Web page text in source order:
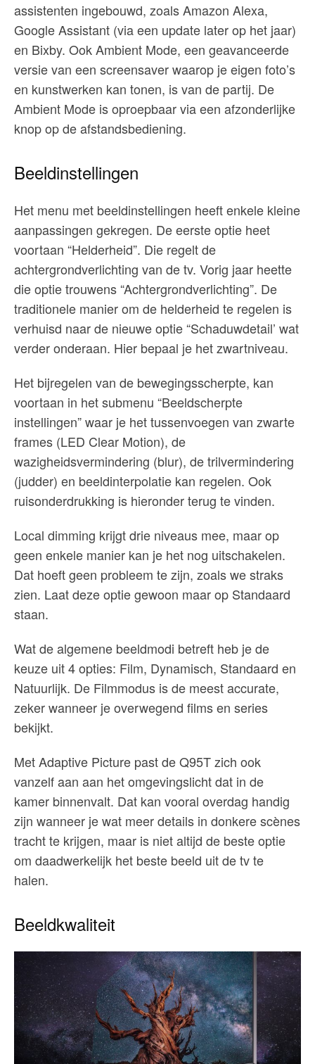
assistenten ingebouwd, zoals Amazon Alexa,
Google Assistant (via een update later op het jaar)
en Bixby. Ook Ambient Mode, een geavanceerde
versie van een screensaver waarop je eigen foto’s
en kunstwerken kan tonen, is van de partij. De
Ambient Mode is oproepbaar via een afzonderlijke
knop op de afstandsbediening.
Beeldinstellingen
Het menu met beeldinstellingen heeft enkele kleine
aanpassingen gekregen. De eerste optie heet
voortaan “Helderheid”. Die regelt de
achtergrondverlichting van de tv. Vorig jaar heette
die optie trouwens “Achtergrondverlichting”. De
traditionele manier om de helderheid te regelen is
verhuisd naar de nieuwe optie “Schaduwdetail’ wat
verder onderaan. Hier bepaal je het zwartniveau.
Het bijregelen van de bewegingsscherpte, kan
voortaan in het submenu “Beeldscherpte
instellingen” waar je het tussenvoegen van zwarte
frames (LED Clear Motion), de
wazigheidsvermindering (blur), de trilvermindering
(judder) en beeldinterpolatie kan regelen. Ook
ruisonderdrukking is hieronder terug te vinden.
Local dimming krijgt drie niveaus mee, maar op
geen enkele manier kan je het nog uitschakelen.
Dat hoeft geen probleem te zijn, zoals we straks
zien. Laat deze optie gewoon maar op Standaard
staan.
Wat de algemene beeldmodi betreft heb je de
keuze uit 4 opties: Film, Dynamisch, Standaard en
Natuurlijk. De Filmmodus is de meest accurate,
zeker wanneer je overwegend films en series
bekijkt.
Met Adaptive Picture past de Q95T zich ook
vanzelf aan aan het omgevingslicht dat in de
kamer binnenvalt. Dat kan vooral overdag handig
zijn wanneer je wat meer details in donkere scènes
tracht te krijgen, maar is niet altijd de beste optie
om daadwerkelijk het beste beeld uit de tv te
halen.
Beeldkwaliteit